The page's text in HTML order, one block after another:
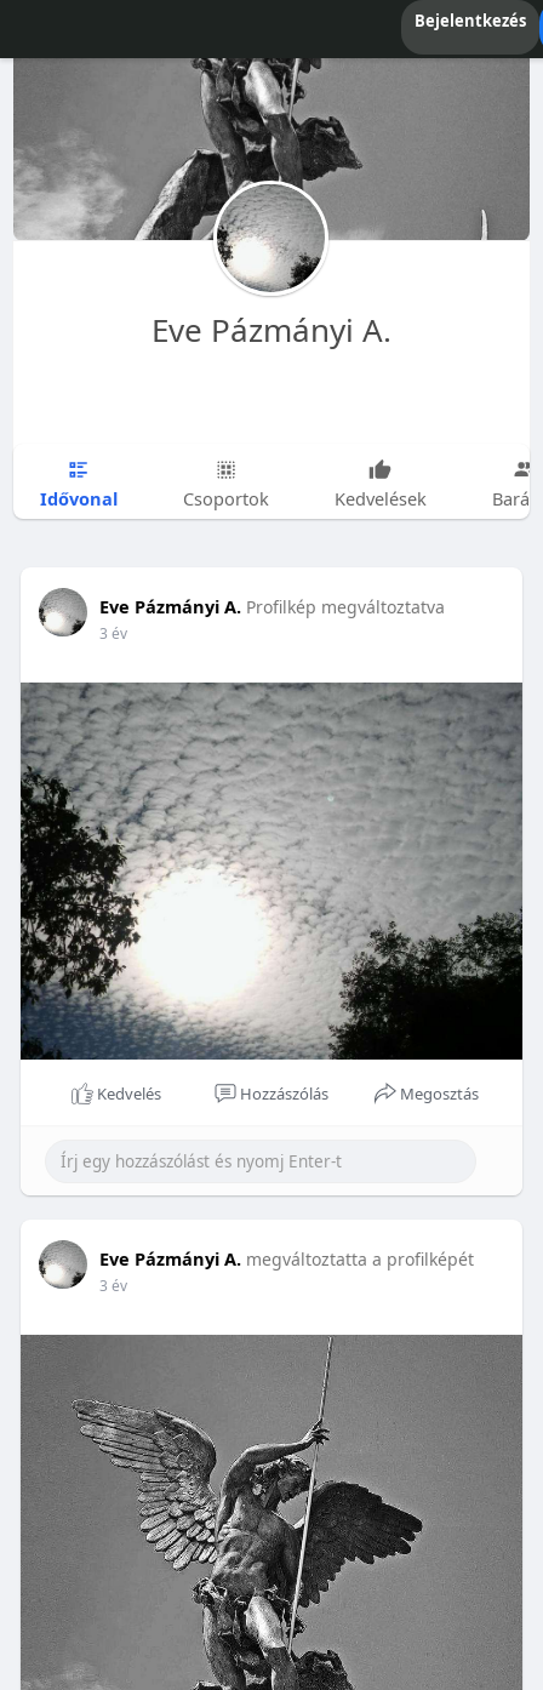
Bejelentkezés
Eve Pázmányi A.
Idővonal Csoportok Kedvelések
Eve Pázmányi A. Profilkép megváltoztatva
3 év
Kedvelés Hozzászólás Megosztás
Eve Pázmányi A. megváltoztatta a profilképét
3 év